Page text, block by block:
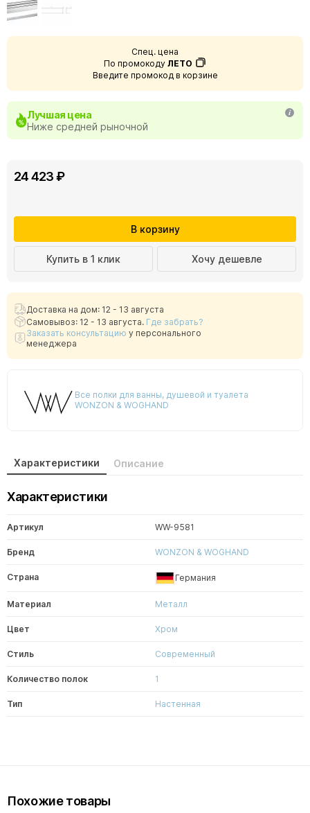
Спец. цена
По промокоду ЛЕТО
Введите промокод в корзине
Лучшая цена
Ниже средней рыночной
24 423 ₽
В корзину
Купить в 1 клик Хочу дешевле
Доставка на дом: 12 - 13 августа
Самовывоз: 12 - 13 августа. Где забрать?
Заказать консультацию у персонального
менеджера
Все полки для ванны, душевой и туалета
WONZON & WOGHAND
Характеристики Описание
Характеристики
Артикул WW-9581
Бренд WONZON & WOGHAND
Страна Германия
Материал Металл
Цвет Хром
Стиль Современный
Количество полок 1
Тип Настенная
Похожие товары